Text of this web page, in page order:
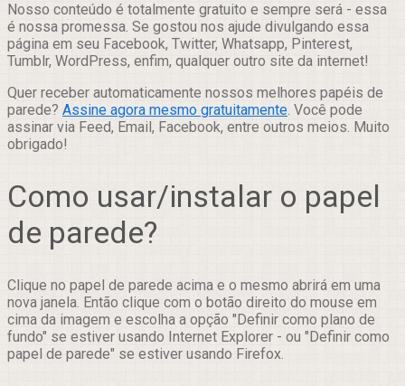
Nosso conteúdo é totalmente gratuito e sempre será - essa
é nossa promessa. Se gostou nos ajude divulgando essa
página em seu Facebook, Twitter, Whatsapp, Pinterest,
Tumblr, WordPress, enfim, qualquer outro site da internet!
Quer receber automaticamente nossos melhores papéis de
parede? Assine agora mesmo gratuitamente. Você pode
assinar via Feed, Email, Facebook, entre outros meios. Muito
obrigado!
Como usar/instalar o papel
de parede?
Clique no papel de parede acima e o mesmo abrirá em uma
nova janela. Então clique com o botão direito do mouse em
cima da imagem e escolha a opção "Definir como plano de
fundo" se estiver usando Internet Explorer - ou "Definir como
papel de parede" se estiver usando Firefox.